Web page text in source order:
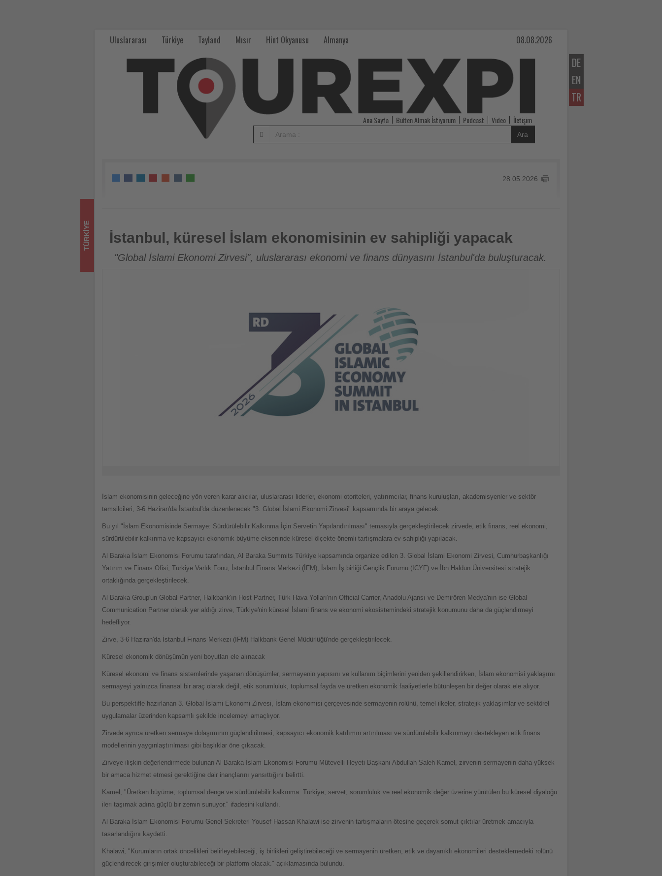
DE
EN
TR
Uluslararası Türkiye Tayland Mısır Hint Okyanusu Almanya 08.08.2026
Ana Sayfa Bülten Almak İstiyorum Podcast Video İletişim
Ara
28.05.2026
İstanbul, küresel İslam ekonomisinin ev sahipliği yapacak
TÜRKIYE İstanbul, küresel İslam ekonomisinin ev sahipliği yapacak
"Global İslami Ekonomi Zirvesi", uluslararası ekonomi ve finans dünyasını İstanbul'da buluşturacak.
İslam ekonomisinin geleceğine yön veren karar alıcılar, uluslararası liderler, ekonomi otoriteleri, yatırımcılar, finans kuruluşları, akademisyenler ve sektör
temsilcileri, 3-6 Haziran'da İstanbul'da düzenlenecek "3. Global İslami Ekonomi Zirvesi" kapsamında bir araya gelecek.
Bu yıl "İslam Ekonomisinde Sermaye: Sürdürülebilir Kalkınma İçin Servetin Yapılandırılması" temasıyla gerçekleştirilecek zirvede, etik finans, reel ekonomi,
sürdürülebilir kalkınma ve kapsayıcı ekonomik büyüme ekseninde küresel ölçekte önemli tartışmalara ev sahipliği yapılacak.
Al Baraka İslam Ekonomisi Forumu tarafından, Al Baraka Summits Türkiye kapsamında organize edilen 3. Global İslami Ekonomi Zirvesi, Cumhurbaşkanlığı
Yatırım ve Finans Ofisi, Türkiye Varlık Fonu, İstanbul Finans Merkezi (İFM), İslam İş birliği Gençlik Forumu (ICYF) ve İbn Haldun Üniversitesi stratejik
ortaklığında gerçekleştirilecek.
Al Baraka Group'un Global Partner, Halkbank'ın Host Partner, Türk Hava Yolları'nın Official Carrier, Anadolu Ajansı ve Demirören Medya'nın ise Global
Communication Partner olarak yer aldığı zirve, Türkiye'nin küresel İslami finans ve ekonomi ekosistemindeki stratejik konumunu daha da güçlendirmeyi
hedefliyor.
Zirve, 3-6 Haziran'da İstanbul Finans Merkezi (İFM) Halkbank Genel Müdürlüğü'nde gerçekleştirilecek.
Küresel ekonomik dönüşümün yeni boyutları ele alınacak
Küresel ekonomi ve finans sistemlerinde yaşanan dönüşümler, sermayenin yapısını ve kullanım biçimlerini yeniden şekillendirirken, İslam ekonomisi yaklaşımı
sermayeyi yalnızca finansal bir araç olarak değil, etik sorumluluk, toplumsal fayda ve üretken ekonomik faaliyetlerle bütünleşen bir değer olarak ele alıyor.
Bu perspektifle hazırlanan 3. Global İslami Ekonomi Zirvesi, İslam ekonomisi çerçevesinde sermayenin rolünü, temel ilkeler, stratejik yaklaşımlar ve sektörel
uygulamalar üzerinden kapsamlı şekilde incelemeyi amaçlıyor.
Zirvede ayrıca üretken sermaye dolaşımının güçlendirilmesi, kapsayıcı ekonomik katılımın artırılması ve sürdürülebilir kalkınmayı destekleyen etik finans
modellerinin yaygınlaştırılması gibi başlıklar öne çıkacak.
Zirveye ilişkin değerlendirmede bulunan Al Baraka İslam Ekonomisi Forumu Mütevelli Heyeti Başkanı Abdullah Saleh Kamel, zirvenin sermayenin daha yüksek
bir amaca hizmet etmesi gerektiğine dair inançlarını yansıttığını belirtti.
Kamel, "Üretken büyüme, toplumsal denge ve sürdürülebilir kalkınma. Türkiye, servet, sorumluluk ve reel ekonomik değer üzerine yürütülen bu küresel diyaloğu
ileri taşımak adına güçlü bir zemin sunuyor." ifadesini kullandı.
Al Baraka İslam Ekonomisi Forumu Genel Sekreteri Yousef Hassan Khalawi ise zirvenin tartışmaların ötesine geçerek somut çıktılar üretmek amacıyla
tasarlandığını kaydetti.
Khalawi, "Kurumların ortak öncelikleri belirleyebileceği, iş birlikleri geliştirebileceği ve sermayenin üretken, etik ve dayanıklı ekonomileri desteklemedeki rolünü
güçlendirecek girişimler oluşturabileceği bir platform olacak." açıklamasında bulundu.